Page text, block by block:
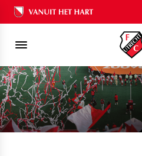
Ons nalatenschap